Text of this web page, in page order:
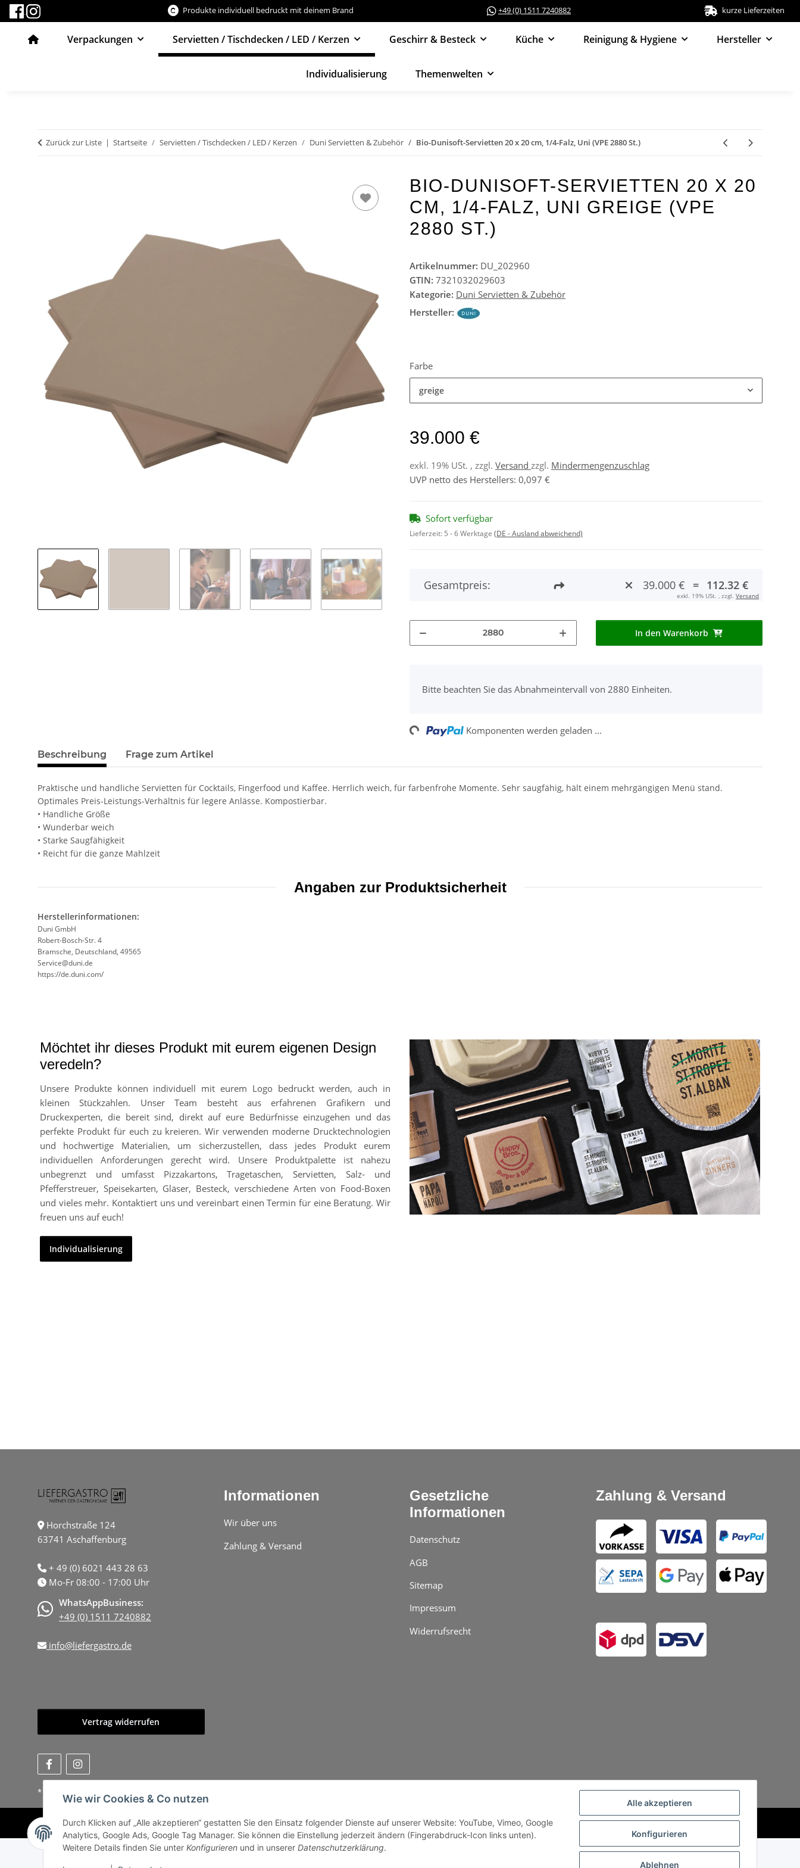
Alle akzeptieren
Konfigurieren
Ablehnen
Wie wir Cookies & Co nutzen
Durch Klicken auf „Alle akzeptieren“ gestatten Sie den Einsatz folgender Dienste auf unserer Website: YouTube, Vimeo, Google
Analytics, Google Ads, Google Tag Manager. Sie können die Einstellung jederzeit ändern (Fingerabdruck-Icon links unten).
Weitere Details finden Sie unter Konfigurieren und in unserer Datenschutzerklärung.
Produkte individuell bedruckt mit deinem Brand +49 (0) 1511 7240882 kurze Lieferzeiten
Verpackungen Servietten / Tischdecken / LED / Kerzen Geschirr & Besteck Küche Reinigung & Hygiene Hersteller
Individualisierung Themenwelten
Zurück zur Liste Startseite Servietten / Tischdecken / LED / Kerzen Duni Servietten & Zubehör Bio-Dunisoft-Servietten 20 x 20 cm, 1/4-Falz, Uni (VPE 2880 St.)
BIO-DUNISOFT-SERVIETTEN 20 X 20
CM, 1/4-FALZ, UNI GREIGE (VPE
2880 ST.)
Artikelnummer: DU_202960
GTIN: 7321032029603
Kategorie: Duni Servietten & Zubehör
Hersteller:
Farbe
greige
39.000 €
exkl. 19% USt. , zzgl. Versand zzgl. Mindermengenzuschlag
UVP netto des Herstellers: 0,097 €
Sofort verfügbar
Lieferzeit: 5 - 6 Werktage (DE - Ausland abweichend)
Gesamtpreis: 39.000 € = 112.32 €
exkl. 19% USt. , zzgl. Versand
In den Warenkorb
Bitte beachten Sie das Abnahmeintervall von 2880 Einheiten.
Loading... Komponenten werden geladen ...
Beschreibung Frage zum Artikel
Praktische und handliche Servietten für Cocktails, Fingerfood und Kaffee. Herrlich weich, für farbenfrohe Momente. Sehr saugfähig, hält einem mehrgängigen Menü stand.
Optimales Preis-Leistungs-Verhältnis für legere Anlässe. Kompostierbar.
• Handliche Größe
• Wunderbar weich
• Starke Saugfähigkeit
• Reicht für die ganze Mahlzeit
Angaben zur Produktsicherheit
Herstellerinformationen:
Duni GmbH
Robert-Bosch-Str. 4
Bramsche, Deutschland, 49565
Service@duni.de
https://de.duni.com/
Möchtet ihr dieses Produkt mit eurem eigenen Design
veredeln?
Unsere Produkte können individuell mit eurem Logo bedruckt werden, auch in
kleinen Stückzahlen. Unser Team besteht aus erfahrenen Grafikern und
Druckexperten, die bereit sind, direkt auf eure Bedürfnisse einzugehen und das
perfekte Produkt für euch zu kreieren. Wir verwenden moderne Drucktechnologien
und hochwertige Materialien, um sicherzustellen, dass jedes Produkt eurem
individuellen Anforderungen gerecht wird. Unsere Produktpalette ist nahezu
unbegrenzt und umfasst Pizzakartons, Tragetaschen, Servietten, Salz- und
Pfefferstreuer, Speisekarten, Gläser, Besteck, verschiedene Arten von Food-Boxen
und vieles mehr. Kontaktiert uns und vereinbart einen Termin für eine Beratung. Wir
freuen uns auf euch!
Individualisierung
Horchstraße 124
63741 Aschaffenburg
+ 49 (0) 6021 443 28 63
Mo-Fr 08:00 - 17:00 Uhr
WhatsAppBusiness:
+49 (0) 1511 7240882
info@liefergastro.de
Informationen
Wir über uns
Zahlung & Versand
Gesetzliche
Informationen
Datenschutz
AGB
Sitemap
Impressum
Widerrufsrecht
Zahlung & Versand
Vertrag widerrufen
* Alle Preise zzgl. gesetzlicher USt., zzgl.
Powered byJTL-Shop